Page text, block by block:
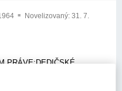
Novelizovaný: 31. 7.
PRÁVE;DEDIČSKÉ